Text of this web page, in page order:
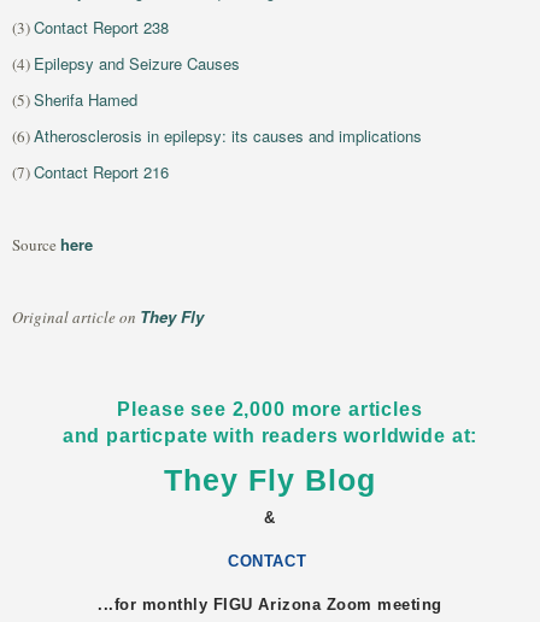
(3)Contact Report 238
(4) Epilepsy and Seizure Causes
(5)Sherifa Hamed
(6)Atherosclerosis in epilepsy: its causes and implications
(7)Contact Report 216
Source here
Original article on They Fly
Please see 2,000 more articles
and particpate with readers worldwide at:
They Fly Blog
&
CONTACT
...for monthly FIGUArizona Zoom meeting